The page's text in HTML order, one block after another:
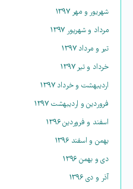
شهریور و مهر ۱۳۹۷
مرداد و شهریور ۱۳۹۷
تیر و مرداد ۱۳۹۷
خرداد و تیر ۱۳۹۷
اردیبهشت و خرداد ۱۳۹۷
فروردین و اردیبهشت ۱۳۹۷
اسفند و فروردین ۱۳۹۶
بهمن و اسفند ۱۳۹۶
دی و بهمن ۱۳۹۶
آذر و دی ۱۳۹۶